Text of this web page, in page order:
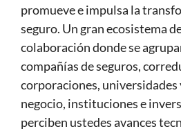
promueve e impulsa la
seguro. Un gran ecosistema
colaboración donde se
compañías de seguros,
corporaciones, universidades
negocio, instituciones e
perciben ustedes avances